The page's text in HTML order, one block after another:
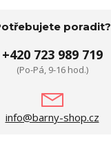
poradit?
+420 723 989 719
(Po-Pá, 9-16 hod.)
info@barny-shop.cz